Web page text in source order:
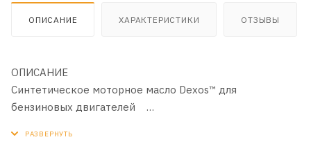
ОПИСАНИЕ ХАРАКТЕРИСТИКИ ОТЗЫВЫ
ОПИСАНИЕ
Синтетическое моторное масло Dexos™ для
бензиновых двигателей